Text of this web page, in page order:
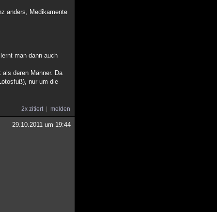
anders, Medikamente
man dann auch
deren Männer. Da
nur um die
2x zitiert melden
29.10.2011 um 19:44